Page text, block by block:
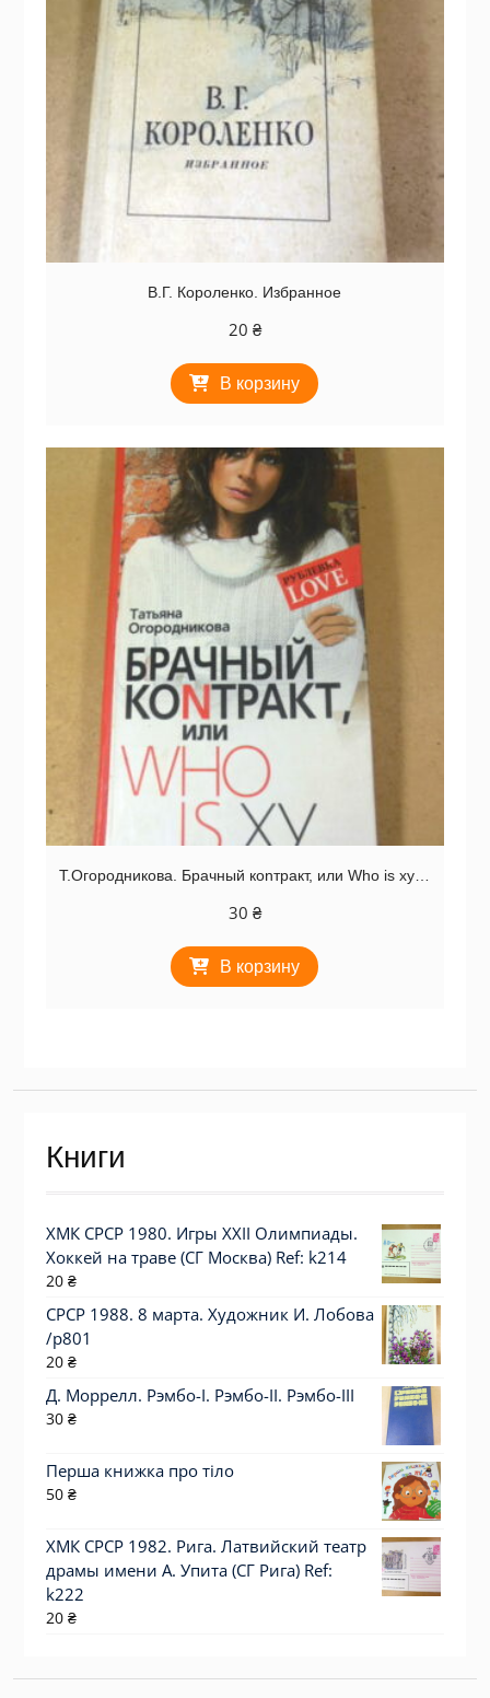
В.Г. Короленко. Избранное
20 ₴
В корзину
Т.Огородникова. Брачный коnтракт, или Who is xy…
30 ₴
В корзину
Книги
ХМК СРСР 1980. Игры XXII Олимпиады.
Хоккей на траве (СГ Москва) Ref: k214
20 ₴
СРСР 1988. 8 марта. Художник И. Лобова
/р801
20 ₴
Д. Моррелл. Рэмбо-I. Рэмбо-II. Рэмбо-III
30 ₴
Перша книжка про тіло
50 ₴
ХМК СРСР 1982. Рига. Латвийский театр
драмы имени А. Упита (СГ Рига) Ref:
k222
20 ₴